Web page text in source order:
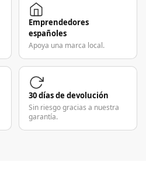
Emprendedores
españoles
Apoya una marca local.
30 días de devolución
Sin riesgo gracias a nuestra
garantía.